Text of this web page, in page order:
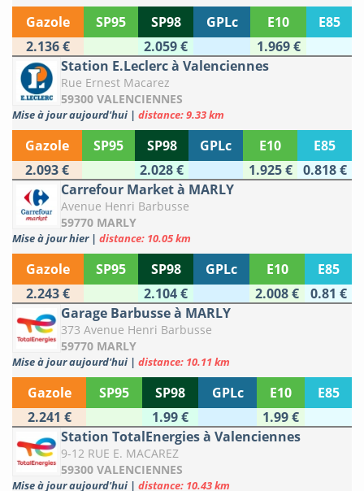
Gazole SP95 SP98 GPLc E10
E85
2.136 €
2.059 €
1.969 €
Station E.Leclerc à Valenciennes
Rue Ernest Macarez
59300 VALENCIENNES
Mise à jour aujourd'hui | distance: 9.33 km
Gazole SP95 SP98 GPLc E10
E85
2.093 €
2.028 € 1.925 €
0.818 €
Carrefour Market à MARLY
Avenue Henri Barbusse
59770 MARLY
Mise à jour hier | distance: 10.05 km
Gazole SP95 SP98 GPLc E10
E85
2.243 €
2.104 € 2.008 €
0.81 €
Garage Barbusse à MARLY
373 Avenue Henri Barbusse
59770 MARLY
Mise à jour aujourd'hui | distance: 10.11 km
Gazole SP95 SP98 GPLc E10
E85
2.241 €
1.99 €
1.99 €
Station TotalEnergies à Valenciennes
9-12 RUE E. MACAREZ
59300 VALENCIENNES
Mise à jour aujourd'hui | distance: 10.43 km